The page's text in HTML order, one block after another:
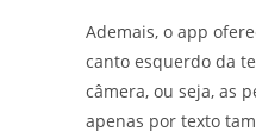
Ademais, o app
canto esquerdo da
câmera, ou seja, as
apenas por texto